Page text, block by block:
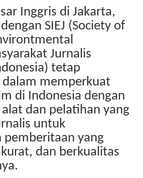
Inggris di Jakarta,
SIEJ (Society of
Jurnalis
tetap
memperkuat
di Indonesia dengan
dan pelatihan yang
untuk
pemberitaan yang
dan berkualitas